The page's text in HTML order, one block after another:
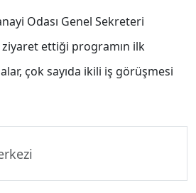
Odası Genel Sekreteri
ziyaret ettiği programın ilk
çok sayıda ikili iş görüşmesi